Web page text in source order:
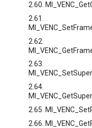
2.60.
2.61.
2.62.
2.63.
2.64.
2.65.
2.66.